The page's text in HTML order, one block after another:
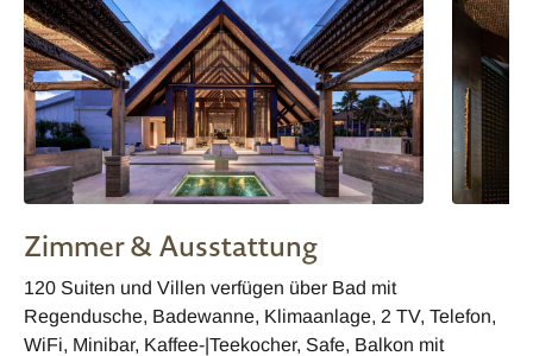
Zimmer & Ausstattung
120 Suiten und Villen verfügen über Bad mit
Regendusche, Badewanne, Klimaanlage, 2 TV, Telefon,
WiFi, Minibar, Kaffee-|Teekocher, Safe, Balkon mit